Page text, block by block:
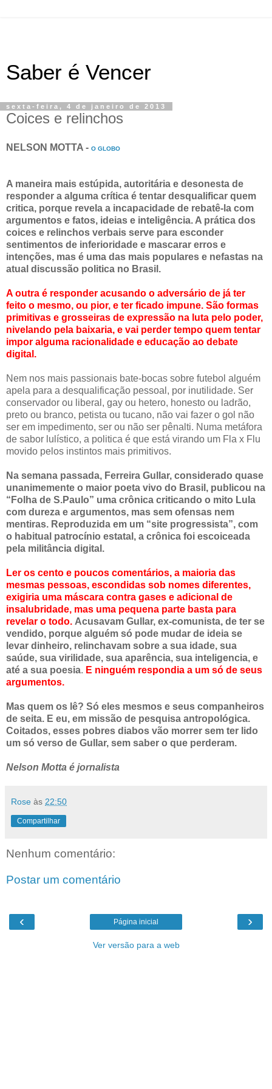
Saber é Vencer
sexta-feira, 4 de janeiro de 2013
Coices e relinchos
NELSON MOTTA - O GLOBO
A maneira mais estúpida, autoritária e desonesta de
responder a alguma crítica é tentar desqualificar quem
critica, porque revela a incapacidade de rebatê-la com
argumentos e fatos, ideias e inteligência. A prática dos
coices e relinchos verbais serve para esconder
sentimentos de inferioridade e mascarar erros e
intenções, mas é uma das mais populares e nefastas na
atual discussão politica no Brasil.
A outra é responder acusando o adversário de já ter
feito o mesmo, ou pior, e ter ficado impune. São formas
primitivas e grosseiras de expressão na luta pelo poder,
nivelando pela baixaria, e vai perder tempo quem tentar
impor alguma racionalidade e educação ao debate
digital.
Nem nos mais passionais bate-bocas sobre futebol alguém
apela para a desqualificação pessoal, por inutilidade. Ser
conservador ou liberal, gay ou hetero, honesto ou ladrão,
preto ou branco, petista ou tucano, não vai fazer o gol não
ser em impedimento, ser ou não ser pênalti. Numa metáfora
de sabor lulístico, a politica é que está virando um Fla x Flu
movido pelos instintos mais primitivos.
Na semana passada, Ferreira Gullar, considerado quase
unanimemente o maior poeta vivo do Brasil, publicou na
“Folha de S.Paulo” uma crônica criticando o mito Lula
com dureza e argumentos, mas sem ofensas nem
mentiras. Reproduzida em um “site progressista”, com
o habitual patrocínio estatal, a crônica foi escoiceada
pela militância digital.
Ler os cento e poucos comentários, a maioria das
mesmas pessoas, escondidas sob nomes diferentes,
exigiria uma máscara contra gases e adicional de
insalubridade, mas uma pequena parte basta para
revelar o todo. Acusavam Gullar, ex-comunista, de ter se
vendido, porque alguém só pode mudar de ideia se
levar dinheiro, relinchavam sobre a sua idade, sua
saúde, sua virilidade, sua aparência, sua inteligencia, e
até a sua poesia. E ninguém respondia a um só de seus
argumentos.
Mas quem os lê? Só eles mesmos e seus companheiros
de seita. E eu, em missão de pesquisa antropológica.
Coitados, esses pobres diabos vão morrer sem ter lido
um só verso de Gullar, sem saber o que perderam.
Nelson Motta é jornalista
Rose às 22:50
Compartilhar
Nenhum comentário:
Postar um comentário
‹ ›
Página inicial
Ver versão para a web